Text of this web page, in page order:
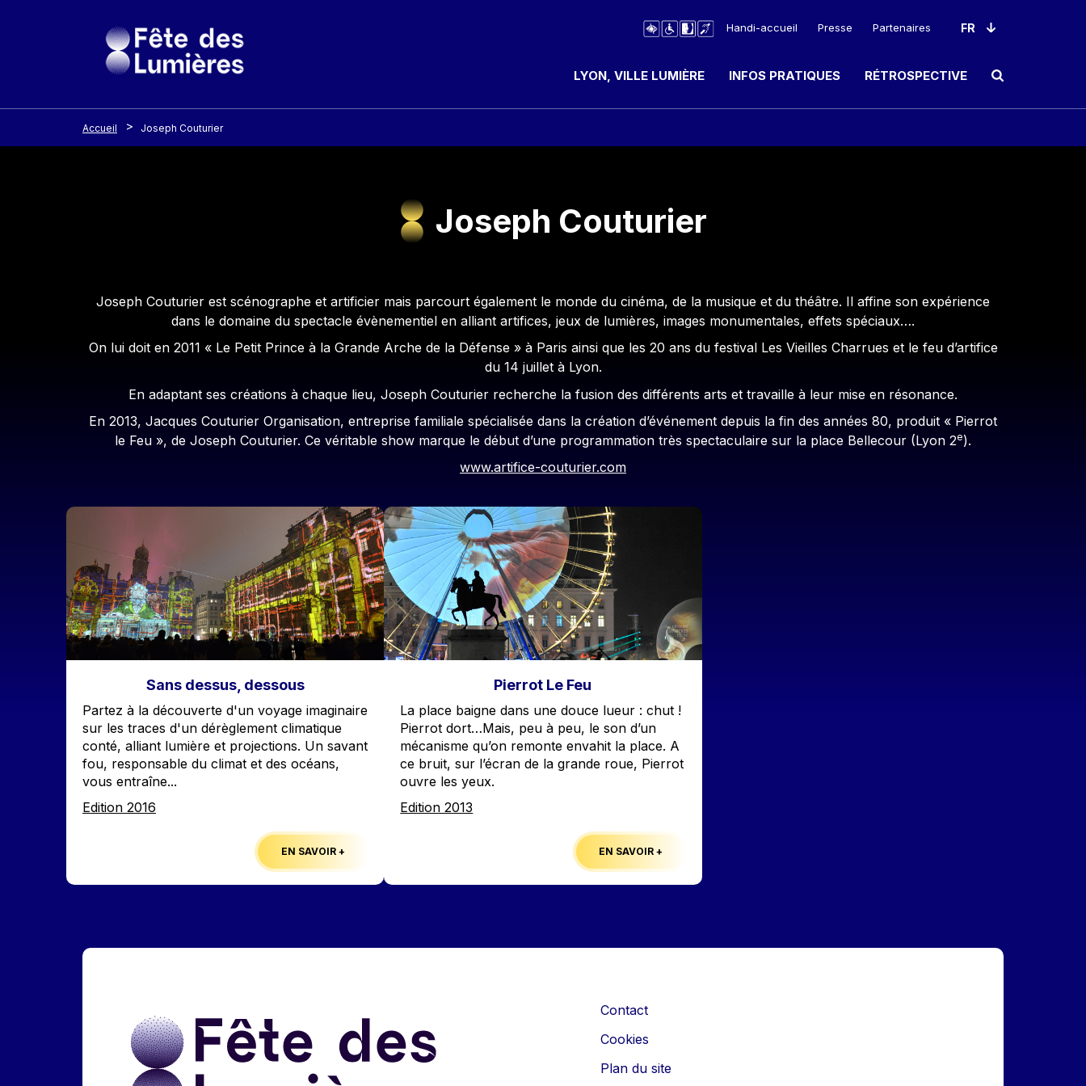
Handi-accueil Presse Partenaires
LYON, VILLE LUMIÈRE INFOS PRATIQUES RÉTROSPECTIVE Ouvrir le champ de
Accueil Joseph Couturier
Joseph Couturier
Contenu
Joseph Couturier est scénographe et artificier mais parcourt également le monde du cinéma, de la musique et du théâtre. Il affine son expérience
dans le domaine du spectacle évènementiel en alliant artifices, jeux de lumières, images monumentales, effets spéciaux….
On lui doit en 2011 « Le Petit Prince à la Grande Arche de la Défense » à Paris ainsi que les 20 ans du festival Les Vieilles Charrues et le feu d’artifice
du 14 juillet à Lyon.
En adaptant ses créations à chaque lieu, Joseph Couturier recherche la fusion des différents arts et travaille à leur mise en résonance.
En 2013, Jacques Couturier Organisation, entreprise familiale spécialisée dans la création d’événement depuis la fin des années 80, produit « Pierrot
le Feu », de Joseph Couturier. Ce véritable show marque le début d’une programmation très spectaculaire sur la place Bellecour (Lyon 2e).
www.artifice-couturier.com
Image
Sans dessus, dessous
Accroche
Partez à la découverte d'un voyage imaginaire
sur les traces d'un dérèglement climatique
conté, alliant lumière et projections. Un savant
fou, responsable du climat et des océans,
vous entraîne...
Edition
Edition 2016
EN SAVOIR +
Image
Pierrot Le Feu
Accroche
La place baigne dans une douce lueur : chut !
Pierrot dort…Mais, peu à peu, le son d’un
mécanisme qu’on remonte envahit la place. A
ce bruit, sur l’écran de la grande roue, Pierrot
ouvre les yeux.
Edition
Edition 2013
EN SAVOIR +
Contact
Cookies
Plan du site